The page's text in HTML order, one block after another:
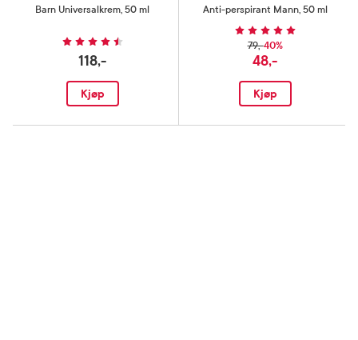
Barn Universalkrem, 50 ml
118,-
Kjøp
Anti-perspirant Mann, 50 ml
79,-40%
48,-
Kjøp